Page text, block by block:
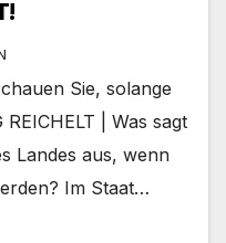
Sie, solange
| Was sagt
Landes aus, wenn
Im Staat…